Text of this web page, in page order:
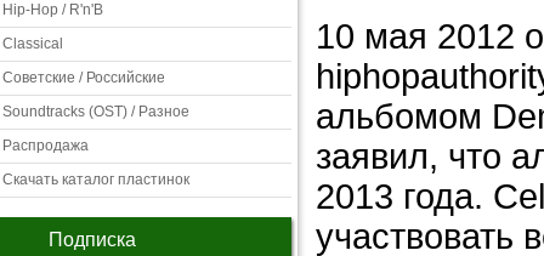
Hip-Hop / R'n'B
Classical
Советские / Российские
Soundtracks (OST) / Разное
Распродажа
Скачать каталог пластинок
Подписка
10 мая 2012
альбомом
заявил, что
2013 года.
участвовать